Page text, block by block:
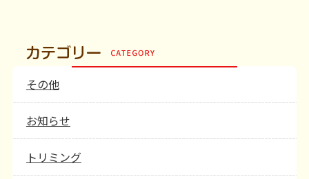
その他
お知らせ
トリミング